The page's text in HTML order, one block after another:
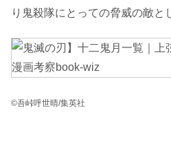
り鬼殺隊にとっての脅威の敵と
©吾峠呼世晴/集英社